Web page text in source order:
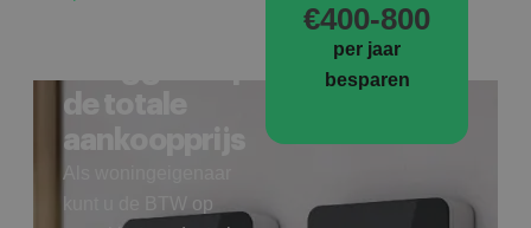
de totale
aankoopprijs
Als woningeigenaar
kunt u de BTW op
€400-800
per jaar
besparen